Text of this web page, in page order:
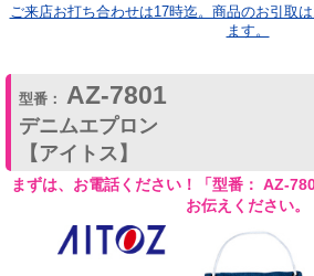
ご来店お打ち合わせは17時迄。商品のお引取
ます。
型番： AZ-7801
デニムエプロン
【アイトス】
まずは、お電話ください！「型番： AZ-
お伝えください。